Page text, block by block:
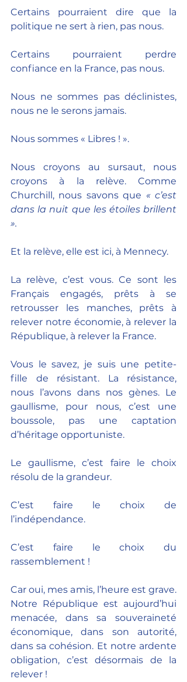
Certains pourraient dire que la
politique ne sert à rien, pas nous.
Certains pourraient perdre
confiance en la France, pas nous.
Nous ne sommes pas déclinistes,
nous ne le serons jamais.
Nous sommes « Libres ! ».
Nous croyons au sursaut, nous
croyons à la relève. Comme
Churchill, nous savons que « c’est
dans la nuit que les étoiles brillent
».
Et la relève, elle est ici, à Mennecy.
La relève, c’est vous. Ce sont les
Français engagés, prêts à se
retrousser les manches, prêts à
relever notre économie, à relever la
République, à relever la France.
Vous le savez, je suis une petite-
fille de résistant. La résistance,
nous l’avons dans nos gènes. Le
gaullisme, pour nous, c’est une
boussole, pas une captation
d’héritage opportuniste.
Le gaullisme, c’est faire le choix
résolu de la grandeur.
C’est faire le choix de
l’indépendance.
C’est faire le choix du
rassemblement !
Car oui, mes amis, l’heure est grave.
Notre République est aujourd’hui
menacée, dans sa souveraineté
économique, dans son autorité,
dans sa cohésion. Et notre ardente
obligation, c’est désormais de la
relever !